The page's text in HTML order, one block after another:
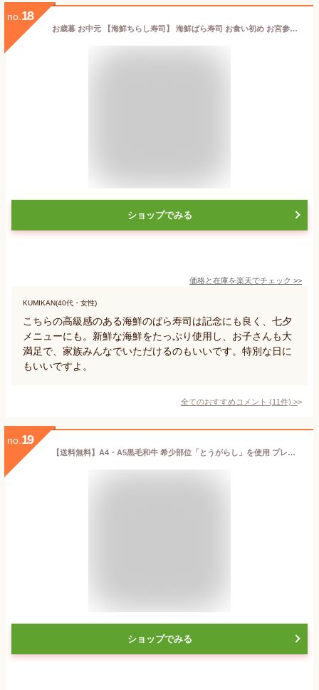
no. 18
お歳暮 お中元 【海鮮ちらし寿司】 海鮮ばら寿司 お食い初め お宮参り 七五三 七五三参り お誕生日 誕生日 ご出産 お七夜 結納 内祝い 内祝 子供の日 こどもの日 節句 節句の日 海鮮チラシ寿司 海鮮丼 お祝いの席に、いかがですか？お腹いっぱい幸せ気分に♪
ショップでみる
価格と在庫を楽天でチェック >>
KUMIKAN(40代・女性)
こちらの高級感のある海鮮のばら寿司は記念にも良く、七夕
メニューにも。新鮮な海鮮をたっぷり使用し、お子さんも大
満足で、家族みんなでいただけるのもいいです。特別な日に
もいいですよ。
全てのおすすめコメント (11件) >
no. 19
【送料無料】A4・A5黒毛和牛 希少部位「とうがらし」を使用 プレミアム ローストビーフ （特製ソース・レホール付き）添加物を使用せず塩と胡椒のみでロースト 高級 ギフト 無添加食品 おつまみ お中元 お歳暮 クリスマス
ショップでみる